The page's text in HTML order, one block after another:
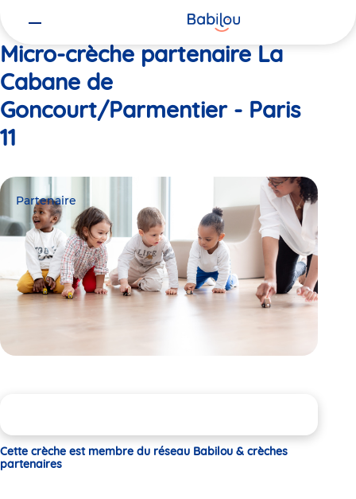
Micro-crèche partenaire La
Cabane de
Goncourt/Parmentier - Paris
11
Partenaire
Cette crèche est membre du réseau Babilou & crèches
partenaires